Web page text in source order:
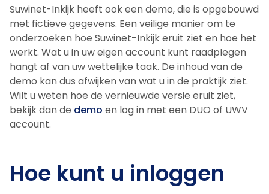
Suwinet-Inkijk heeft ook een demo, die is opgebouwd
met fictieve gegevens. Een veilige manier om te
onderzoeken hoe Suwinet-Inkijk eruit ziet en hoe het
werkt. Wat u in uw eigen account kunt raadplegen
hangt af van uw wettelijke taak. De inhoud van de
demo kan dus afwijken van wat u in de praktijk ziet.
Wilt u weten hoe de vernieuwde versie eruit ziet,
bekijk dan de demo en log in met een DUO of UWV
account.
Hoe kunt u inloggen